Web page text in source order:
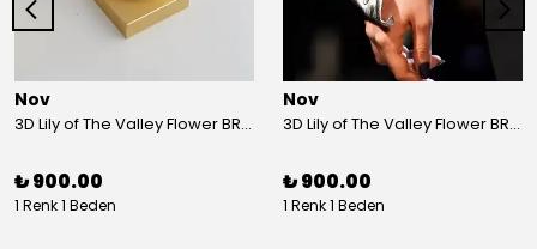
Nov
3D Lily of The Valley Flower BRACELET G
₺ 900.00
1 Renk 1 Beden
Nov
3D Lily of The Valley Flower BRACELET S
₺ 900.00
1 Renk 1 Beden